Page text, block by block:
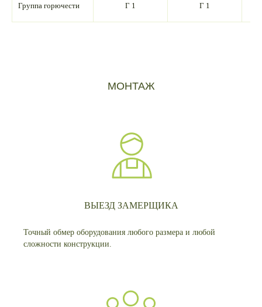
Группа горючести Г 1 Г 1
МОНТАЖ
ВЫЕЗД ЗАМЕРЩИКА
Точный обмер оборудования любого размера и любой
сложности конструкции.